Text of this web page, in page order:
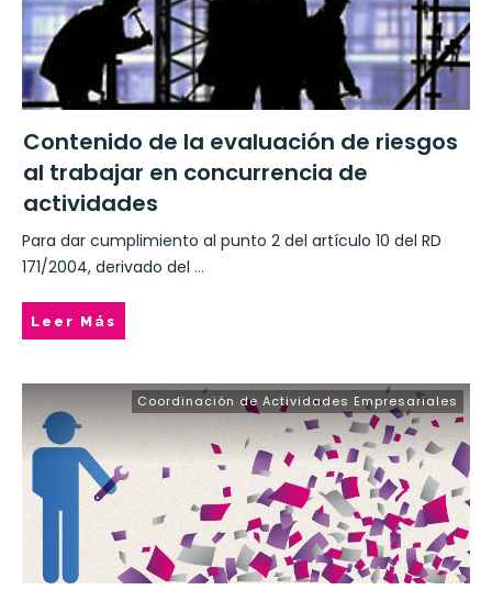
Contenido de la evaluación de riesgos
al trabajar en concurrencia de
actividades
Para dar cumplimiento al punto 2 del artículo 10 del RD
171/2004, derivado del ...
Leer Más
Coordinación de Actividades Empresariales